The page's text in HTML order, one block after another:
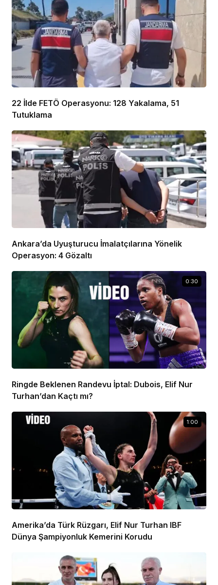
22 İlde FETÖ Operasyonu: 128 Yakalama, 51
Tutuklama
Ankara’da Uyuşturucu İmalatçılarına Yönelik
Operasyon: 4 Gözaltı
0:30
Ringde Beklenen Randevu İptal: Dubois, Elif Nur
Turhan’dan Kaçtı mı?
1:00
Amerika’da Türk Rüzgarı, Elif Nur Turhan IBF
Dünya Şampiyonluk Kemerini Korudu